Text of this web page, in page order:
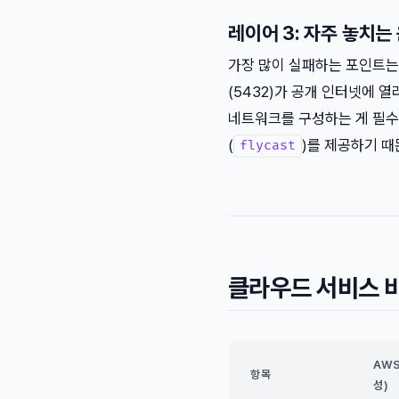
레이어 3: 자주 놓치는
가장 많이 실패하는 포인트
(5432)가 공개 인터넷에 열
네트워크를 구성하는 게 필
( flycast )를 제공하기 때
클라우드 서비스
항목
성)